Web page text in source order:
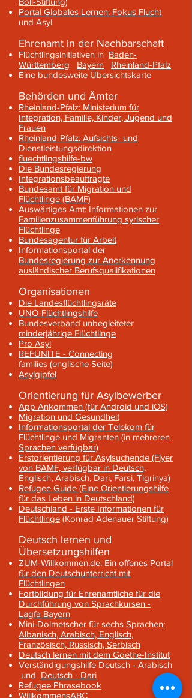
Portal Globales Lernen: Fokus Flucht
und Asyl
Ehrenamt in der Nachbarschaft
Flüchtlingsinitiativen in Baden-
Württemberg
Bayern
Rheinland-Pfalz
Eine bundesweite Übersichtskarte
Behörden und Ämter
Rheinland-Pfalz: Ministerium für
Integration, Familie, Kinder, Jugend und
Frauen
Rheinland-Pfalz: Aufsichts- und
Dienstleistungsdirektion
fluechtlingshilfe-bw
Die Bundesregierung
Integrationsbeauftragte
Bundesamt für Migration und
Flüchtlinge (BAMF)
Auswärtiges Amt: Informationen zur
Familienzusammenführung syrischer
Flüchtlinge
Bundesagentur für Arbeit
Informationsportal der
Bundesregierung zur Anerkennung
ausländischer Berufsqualifikationen
Organisationen
Die Landesflüchtlingsräte
UNO-Flüchtlingshilfe
Bundesverband unbegleiteter
minderjährige Flüchtlinge
Pro Asyl
REFUNITE - Connecting
families (englische Seite)
Asylgipfel
Orientierung für Asylbewerber
App Ankommen (für Android und iOS)
Migration und Gesundheit
Informationsportal der Telekom für
Flüchtlinge und Migranten (in mehreren
Sprachen verfügbar)
Erstorientierung für Asylsuchende (Flyer
von BAMF, verfügbar in Deutsch,
Englisch, Arabisch, Dari, Farsi, Tigrinya)
Refugee Guide (Eine Orientierungshilfe
für das Leben in Deutschland)
Deutschland - Erste Informationen für
Flüchtlinge (Konrad Adenauer Stiftung)
Deutsch lernen und
Übersetzungshilfen
ZUM-Willkommen.de: Ein offenes Portal
für den Deutschunterricht mit
Flüchtlingen
Fortbildung für Ehrenamtliche für die
Durchführung von Sprachkursen -
Lagfa Bayern
Mini-Dolmetscher für sechs Sprachen:
Albanisch, Arabisch, Englisch,
Französisch, Russisch, Serbisch
Deutsch lernen mit dem Goethe-Institut
Verständigungshilfe Deutsch - Arabisch
und Deutsch - Dari
Refugee Phrasebook
WillkommensABC